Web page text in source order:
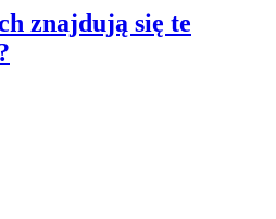
znajdują się te